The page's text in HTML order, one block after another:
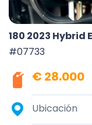
180 2023
#07733
€ 28.000
Ubicación